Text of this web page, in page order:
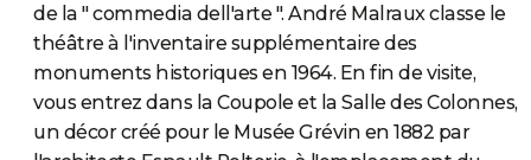
de la " commedia dell'arte ". André Malraux classe le
théâtre à l'inventaire supplémentaire des
monuments historiques en 1964. En fin de visite,
vous entrez dans la Coupole et la Salle des Colonnes,
un décor créé pour le Musée Grévin en 1882 par